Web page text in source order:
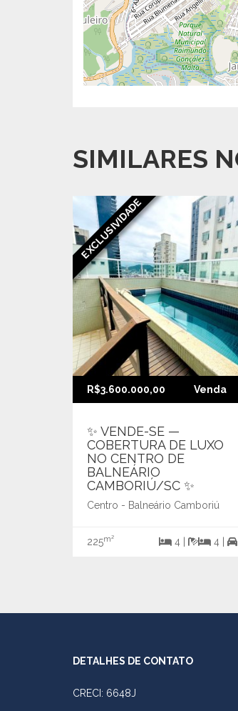
SIMILARES
EXCLUSIVIDADE
R$3.600.000,00 Venda
✨ VENDE-SE —
COBERTURA DE LUXO
NO CENTRO DE
BALNEÁRIO
CAMBORIÚ/SC ✨
Centro - Balneário Camboriú
225m² 4 | 4 |
DETALHES DE CONTATO
CRECI: 6648J